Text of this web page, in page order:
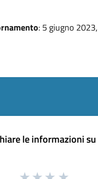
: 5 giugno
le informazioni